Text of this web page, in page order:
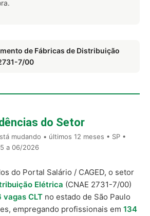
de Fábricas de Distribuição
7/00
do Setor
mudando • últimos 12 meses • SP •
a 06/2026
do Portal Salário / CAGED, o setor
Elétrica (CNAE 2731-7/00)
vagas CLT no estado de São Paulo
empregando profissionais em 134